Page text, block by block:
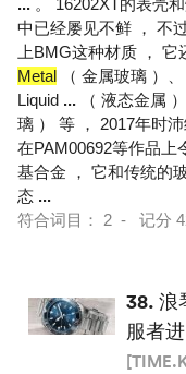
... 。 16202XT的表壳
中已经屡见不鲜 ， 不
上BMG这种材质 ，
Metal （ 金属玻璃 ）、
Liquid ... （ 液态金属
璃 ） 等 ， 2017年时
在PAM00692等作品上
基合金 ， 它和传统的
态 ...
符合词目： 2 - 记分
38. 浪
服者